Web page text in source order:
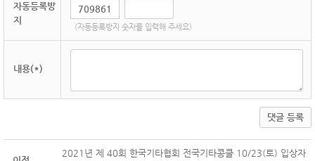
자동등록방
지
(자동등록방지 숫자를 입력해 주세요)
내용(*)
댓글 등록
2021년 제 40회 한국기타협회 전국기타콩쿨 10/23(토) 입상자